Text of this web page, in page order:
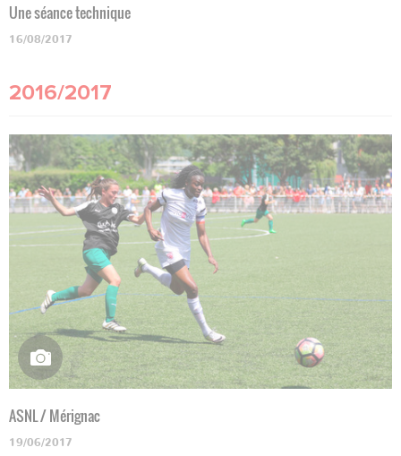
Une séance technique
16/08/2017
2016/2017
ASNL / Mérignac
19/06/2017